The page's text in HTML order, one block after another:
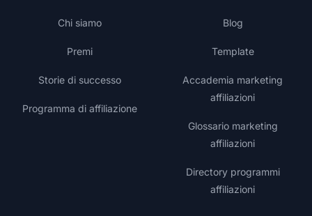
Chi siamo
Premi
Storie di successo
Programma di affiliazione
Blog
Template
Accademia marketing
affiliazioni
Glossario marketing
affiliazioni
Directory programmi
affiliazioni